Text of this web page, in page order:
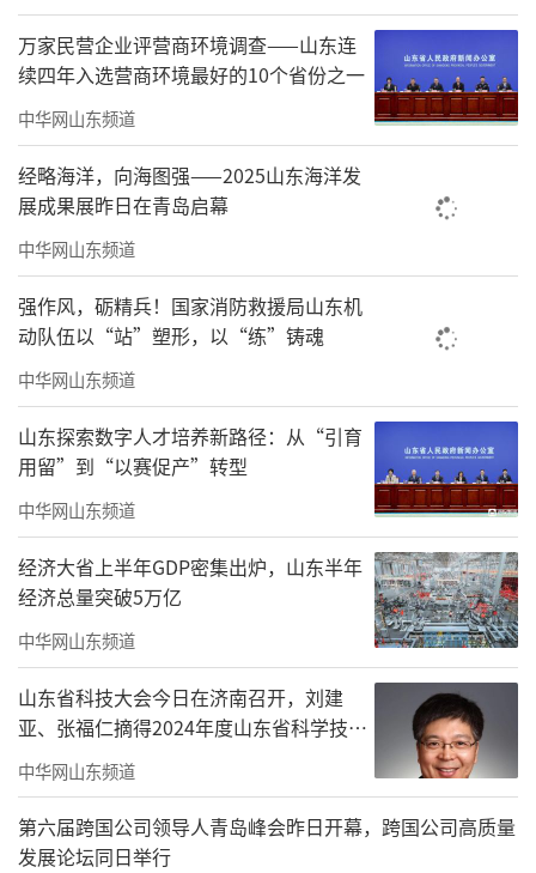
设项目”达到预定可使用状态的日期延期至202
6年12月。
（来源：山东财经报道 刘勇）
万家民营企业评营商环境调查——山东连
续四年入选营商环境最好的10个省份之一
中华网山东频道
经略海洋，向海图强——2025山东海洋发
展成果展昨日在青岛启幕
中华网山东频道
强作风，砺精兵！国家消防救援局山东机
动队伍以“站”塑形，以“练”铸魂
中华网山东频道
山东探索数字人才培养新路径：从“引育
用留”到“以赛促产”转型
中华网山东频道
经济大省上半年GDP密集出炉，山东半年
经济总量突破5万亿
中华网山东频道
山东省科技大会今日在济南召开，刘建
亚、张福仁摘得2024年度山东省科学技术
奖最高奖！
中华网山东频道
第六届跨国公司领导人青岛峰会昨日开幕，跨国公司高质量
发展论坛同日举行